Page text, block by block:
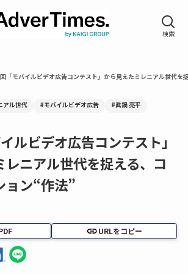
「モバイルビデオ広告コンテスト」から見えたミレニアル世代を
アル世代 #モバイルビデオ広告
#眞鍋 亮平
ルビデオ広告コンテスト」
レニアル世代を捉える、コ
ョン“作法”
URLをコピー